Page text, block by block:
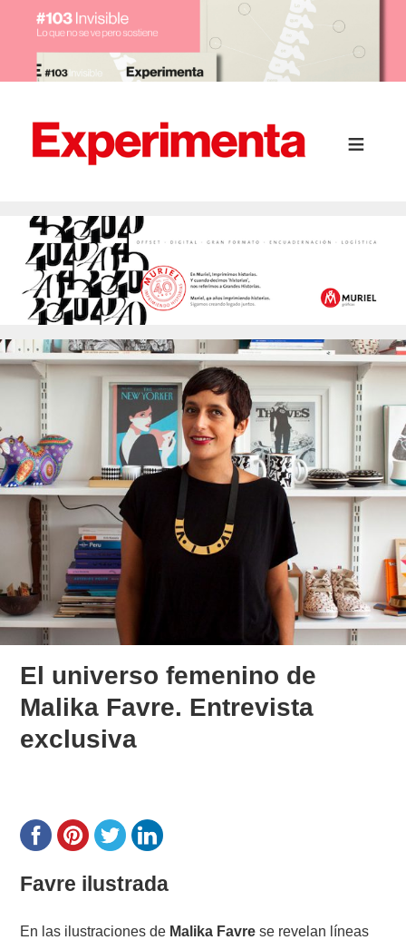
El universo femenino de
Malika Favre. Entrevista
exclusiva
Favre ilustrada
En las ilustraciones de Malika Favre se revelan líneas